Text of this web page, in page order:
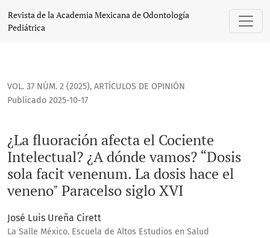
¿La fluoración afecta el Cociente Intelectual? ¿A dónde
Revista de la Academia Mexicana de Odontología
Pediátrica
VOL. 37 NÚM. 2 (2025), ARTÍCULOS DE OPINIÓN
¿La fluoración afecta el Cociente
Intelectual? ¿A dónde vamos? “Dosis
sola facit venenum. La dosis hace el
veneno" Paracelso siglo XVI
Publicado 2025-10-17
José Luis Ureña Cirett
La Salle México. Escuela de Altos Estudios en Salud